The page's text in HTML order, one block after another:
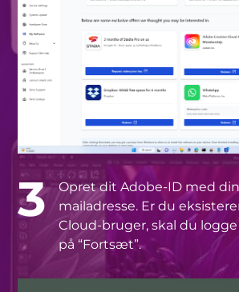
3
Opret dit Adobe-ID med
mailadresse. Er du
Cloud-bruger, skal du
på “Fortsæt”.